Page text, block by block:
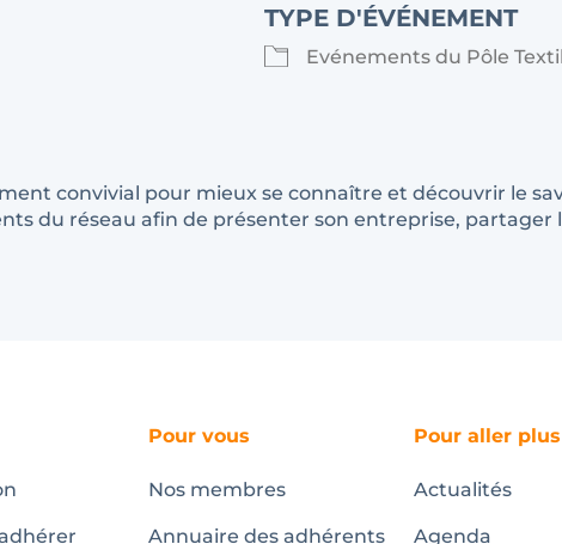
TYPE D'ÉVÉNEMENT
Evénements du Pôle
convivial pour mieux se connaître et découvrir le
du réseau afin de présenter son entreprise,
Pour vous
Nos membres
Annuaire des adhérents
Pour aller
Actualités
Agenda